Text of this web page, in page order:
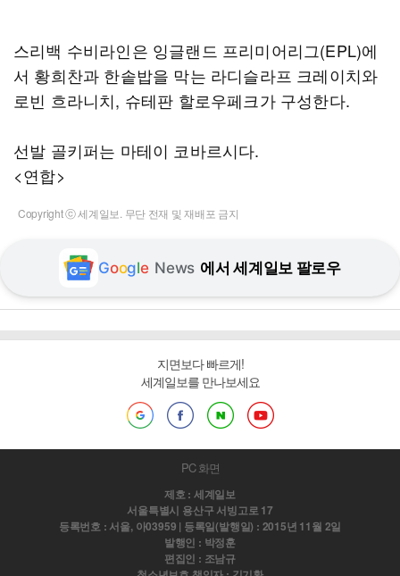
스리백 수비라인은 잉글랜드 프리미어리그(EPL)에
서 황희찬과 한솥밥을 막는 라디슬라프 크레이치와
로빈 흐라니치, 슈테판 할로우페크가 구성한다.
선발 골키퍼는 마테이 코바르시다.
<연합>
Copyright ⓒ 세계일보. 무단 전재 및 재배포 금지
Google News 에서 세계일보 팔로우
지면보다 빠르게!
세계일보를 만나보세요
PC 화면
제호 : 세계일보
서울특별시 용산구 서빙고로 17
등록번호 : 서울, 아03959 | 등록일(발행일) : 2015년 11월 2일
발행인 : 박정훈
편집인 : 조남규